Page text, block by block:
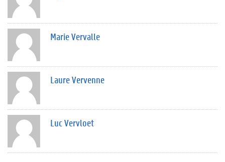
Marie Vervalle
Laure Vervenne
Luc Vervloet